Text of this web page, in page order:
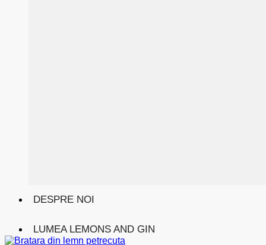
DESPRE NOI
LUMEA LEMONS AND GIN